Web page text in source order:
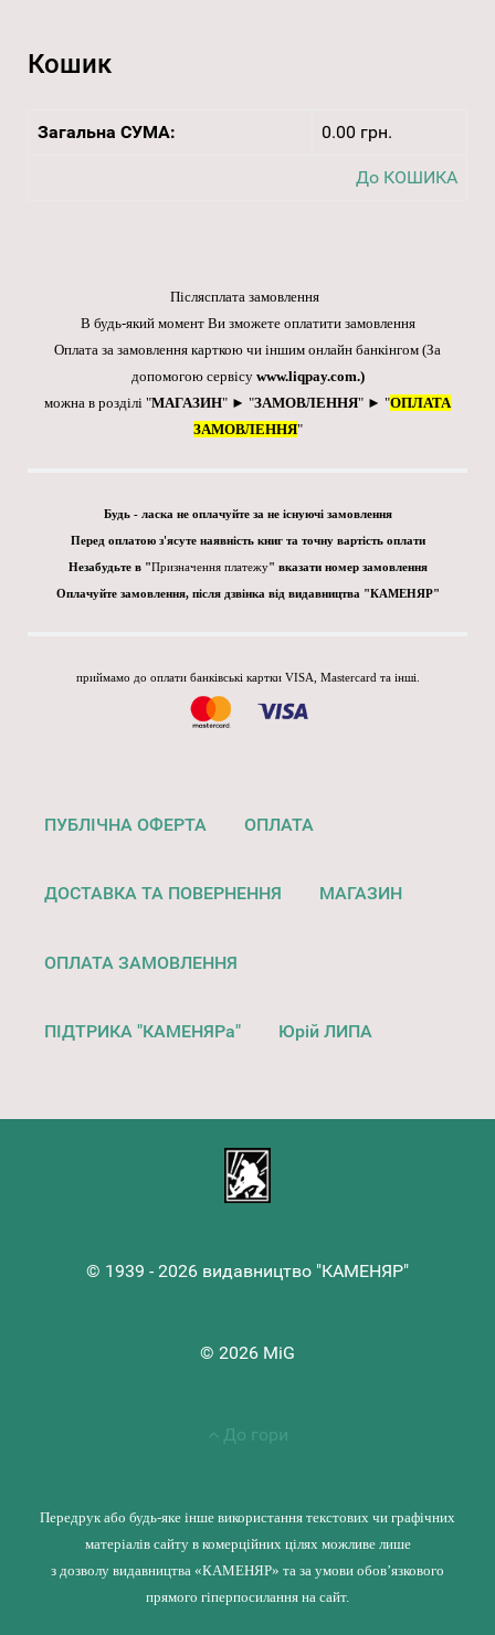
Кошик
Загальна СУМА: 0.00 грн.
До КОШИКА
Післясплата замовлення
В будь-який момент Ви зможете оплатити замовлення
Оплата за замовлення карткою чи іншим онлайн банкінгом (За
допомогою сервісу www.liqpay.com.)
можна в розділі "МАГАЗИН" ► "ЗАМОВЛЕННЯ" ► "ОПЛАТА
ЗАМОВЛЕННЯ"
Будь - ласка не оплачуйте за не існуючі замовлення
Перед оплатою з'ясуте наявність книг та точну вартість оплати
Незабудьте в "Призначення платежу" вказати номер замовлення
Оплачуйте замовлення, після дзвінка від видавництва "КАМЕНЯР"
приймамо до оплати банківські картки VISA, Mastercard та інші.
ПУБЛІЧНА ОФЕРТА ОПЛАТА
ДОСТАВКА ТА ПОВЕРНЕННЯ МАГАЗИН
ОПЛАТА ЗАМОВЛЕННЯ
ПІДТРИКА "КАМЕНЯРа" Юрій ЛИПА
© 1939 - 2026 видавництво "КАМЕНЯР"
© 2026 MiG
До гори
Передрук або будь-яке інше використання текстових чи графічних
матеріалів сайту в комерційних цілях можливе лише
з дозволу видавництва «КАМЕНЯР» та за умови обов’язкового
прямого гіперпосилання на сайт.